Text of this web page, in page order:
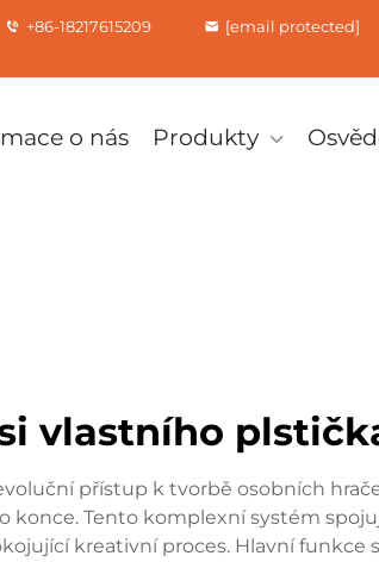
+86-18217615209 [email protected]
o nás Produkty
vlastního
přístup k tvorbě osobních
konce. Tento komplexní systém
kreativní proces. Hlavní